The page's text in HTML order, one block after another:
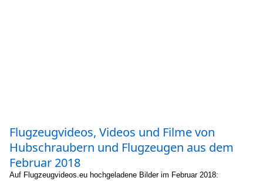
Flugzeugvideos, Videos und Filme von
Hubschraubern und Flugzeugen aus dem
Februar 2018
Auf Flugzeugvideos.eu hochgeladene Bilder im Februar 2018: